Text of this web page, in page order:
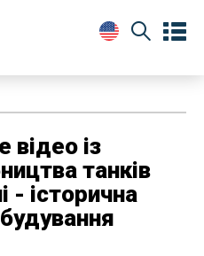
відео із
танків
- історична